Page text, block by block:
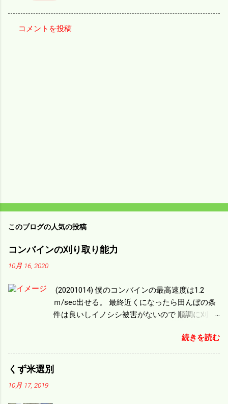
コメントを投稿
このブログの人気の投稿
コンバインの刈り取り能力
10月 16, 2020
(20201014) 僕のコンバインの最高速度は1.2
ｍ/sec出せる。 最終近くになったら田んぼの条
件は良いしイノシシ被害がないので 順調に刈り
ｋｍ/hrになり 幅は約2ｍだから0.864/haの作業
能力がある。 実際は回転したり籾の排出などが
あり 長方形の田んぼでも１/４ぐらいまで能率は
下がる。 4条刈りで38psは一番下の機種でもう
続きを読む
くず米選別
10月 17, 2019